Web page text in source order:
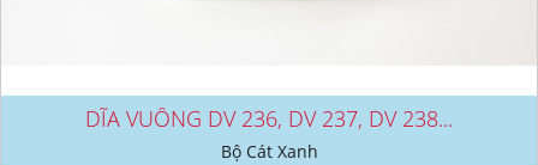
DĨA VUÔNG DV 236, DV 237, DV 238...
Bộ Cát Xanh